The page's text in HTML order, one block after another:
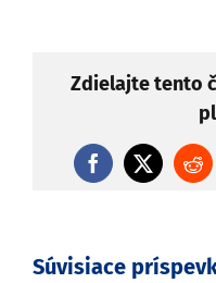
Zdielajte tento
Facebook
X
Súvisiace